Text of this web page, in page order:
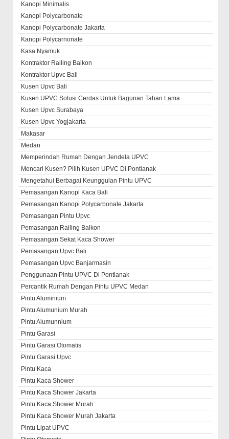
Kanopi Minimalis
Kanopi Polycarbonate
Kanopi Polycarbonate Jakarta
Kanopi Polycarnonate
Kasa Nyamuk
Kontraktor Railing Balkon
Kontraktor Upvc Bali
Kusen Upvc Bali
Kusen UPVC Solusi Cerdas Untuk Bagunan Tahan Lama
Kusen Upvc Surabaya
Kusen Upvc Yogjakarta
Makasar
Medan
Memperindah Rumah Dengan Jendela UPVC
Mencari Kusen? Pilih Kusen UPVC Di Pontianak
Mengetahui Berbagai Keunggulan Pintu UPVC
Pemasangan Kanopi Kaca Bali
Pemasangan Kanopi Polycarbonate Jakarta
Pemasangan Pintu Upvc
Pemasangan Railing Balkon
Pemasangan Sekat Kaca Shower
Pemasangan Upvc Bali
Pemasangan Upvc Banjarmasin
Penggunaan Pintu UPVC Di Pontianak
Percantik Rumah Dengan Pintu UPVC Medan
Pintu Aluminium
Pintu Alumunium Murah
Pintu Alumunnium
Pintu Garasi
Pintu Garasi Otomatis
Pintu Garasi Upvc
Pintu Kaca
Pintu Kaca Shower
Pintu Kaca Shower Jakarta
Pintu Kaca Shower Murah
Pintu Kaca Shower Murah Jakarta
Pintu Lipat UPVC